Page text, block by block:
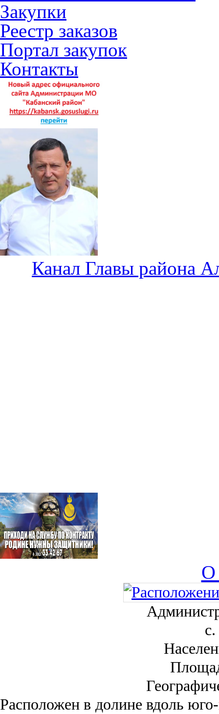
Закупки
Реестр заказов
Портал закупок
Контакты
Канал Главы района
О
Рас­положен в долине вдоль